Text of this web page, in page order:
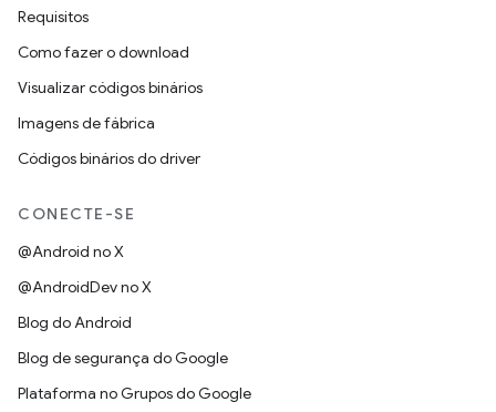
Requisitos
Como fazer o download
Visualizar códigos binários
Imagens de fábrica
Códigos binários do driver
CONECTE-SE
@Android no X
@AndroidDev no X
Blog do Android
Blog de segurança do Google
Plataforma no Grupos do Google